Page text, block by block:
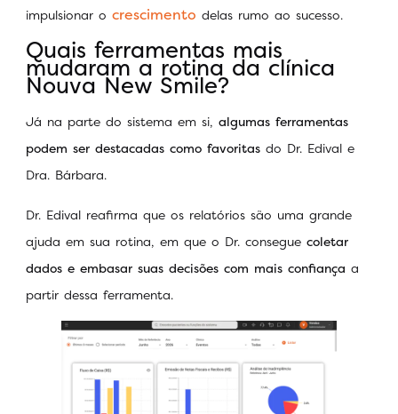
impulsionar o crescimento delas rumo ao sucesso.
Quais ferramentas mais
mudaram a rotina da clínica
Nouva New Smile?
Já na parte do sistema em si, algumas ferramentas
podem ser destacadas como favoritas do Dr. Edival e
Dra. Bárbara.
Dr. Edival reafirma que os relatórios são uma grande
ajuda em sua rotina, em que o Dr. consegue coletar
dados e embasar suas decisões com mais confiança a
partir dessa ferramenta.